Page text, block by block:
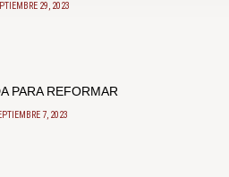
29, 2023
PARA REFORMAR
7, 2023